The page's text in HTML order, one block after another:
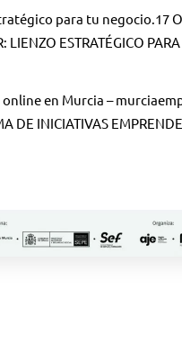
para tu negocio.17
LIENZO ESTRATÉGICO
online en Murcia –
DE INICIATIVAS